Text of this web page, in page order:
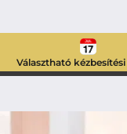
Választható